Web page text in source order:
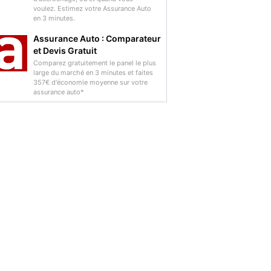
voulez. Estimez votre Assurance Auto
en 3 minutes.
Assurance Auto : Comparateur
et Devis Gratuit
Comparez gratuitement le panel le plus
large du marché en 3 minutes et faites
357€ d'économie moyenne sur votre
assurance auto*